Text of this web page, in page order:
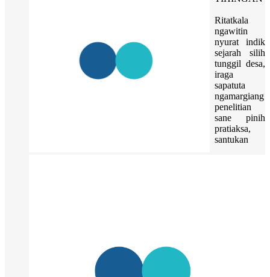
Ritatkala
ngawitin
nyurat indik
sejarah silih
tunggil desa,
iraga
sapatuta
ngamargiang
penelitian
sane pinih
pratiaksa,
santukan